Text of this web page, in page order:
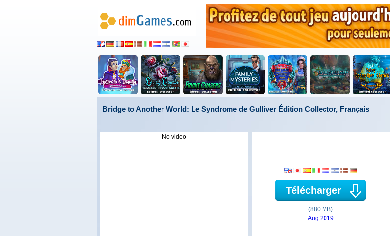
Bridge to Another World: Le Syndrome de Gulliver Édition Collector, Français
No video
Télécharger
(880 MB)
Aug 2019